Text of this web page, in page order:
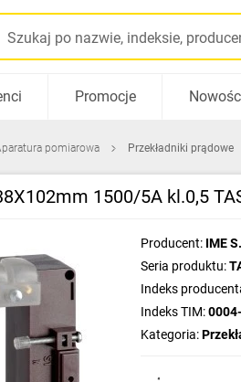
Promocje
pomiarowa Przekładniki prądowe
1500/5A kl.0,5
Producent: IME
Seria produktu:
Indeks
Indeks TIM:
Kategoria: